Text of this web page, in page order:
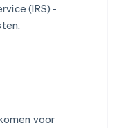
(IRS) -
voor